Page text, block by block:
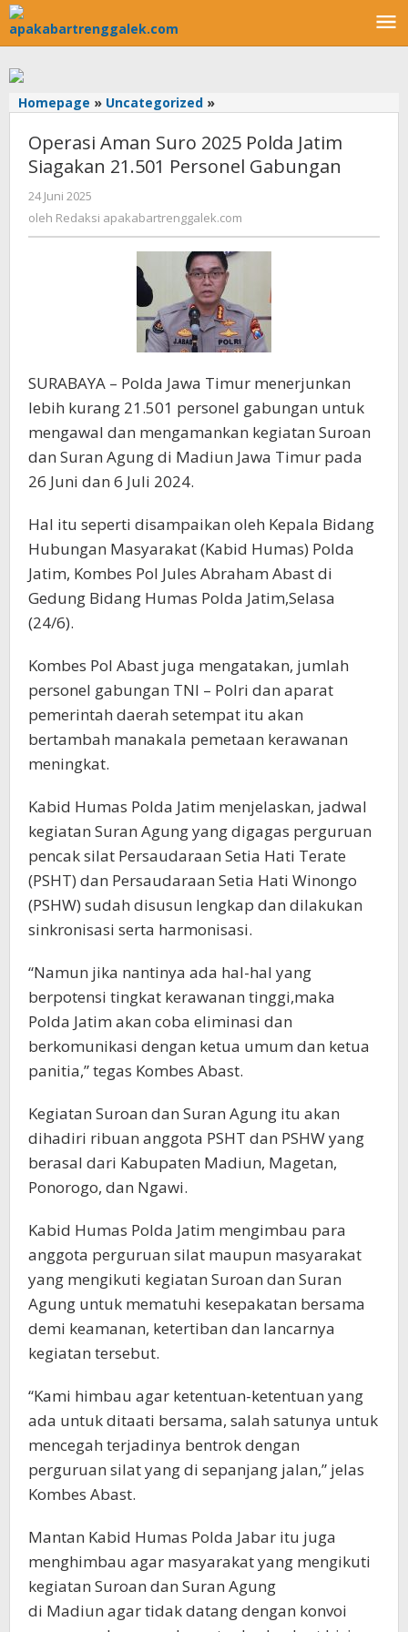
Lewati
ke
konten
Homepage » Uncategorized »
Suro
2025
Polda
Siagakan
21.501
Personel
Gabungan
Operasi Aman Suro 2025 Polda Jatim
Siagakan 21.501 Personel Gabungan
24 Juni 2025
Redaksi
apakabartrenggalek.com
oleh Redaksi apakabartrenggalek.com
SURABAYA – Polda Jawa Timur menerjunkan
lebih kurang 21.501 personel gabungan untuk
mengawal dan mengamankan kegiatan Suroan
dan Suran Agung di Madiun Jawa Timur pada
26 Juni dan 6 Juli 2024.
Hal itu seperti disampaikan oleh Kepala Bidang
Hubungan Masyarakat (Kabid Humas) Polda
Jatim, Kombes Pol Jules Abraham Abast di
Gedung Bidang Humas Polda Jatim,Selasa
(24/6).
Kombes Pol Abast juga mengatakan, jumlah
personel gabungan TNI – Polri dan aparat
pemerintah daerah setempat itu akan
bertambah manakala pemetaan kerawanan
meningkat.
Kabid Humas Polda Jatim menjelaskan, jadwal
kegiatan Suran Agung yang digagas perguruan
pencak silat Persaudaraan Setia Hati Terate
(PSHT) dan Persaudaraan Setia Hati Winongo
(PSHW) sudah disusun lengkap dan dilakukan
sinkronisasi serta harmonisasi.
“Namun jika nantinya ada hal-hal yang
berpotensi tingkat kerawanan tinggi,maka
Polda Jatim akan coba eliminasi dan
berkomunikasi dengan ketua umum dan ketua
panitia,” tegas Kombes Abast.
Kegiatan Suroan dan Suran Agung itu akan
dihadiri ribuan anggota PSHT dan PSHW yang
berasal dari Kabupaten Madiun, Magetan,
Ponorogo, dan Ngawi.
Kabid Humas Polda Jatim mengimbau para
anggota perguruan silat maupun masyarakat
yang mengikuti kegiatan Suroan dan Suran
Agung untuk mematuhi kesepakatan bersama
demi keamanan, ketertiban dan lancarnya
kegiatan tersebut.
“Kami himbau agar ketentuan-ketentuan yang
ada untuk ditaati bersama, salah satunya untuk
mencegah terjadinya bentrok dengan
perguruan silat yang di sepanjang jalan,” jelas
Kombes Abast.
Mantan Kabid Humas Polda Jabar itu juga
menghimbau agar masyarakat yang mengikuti
kegiatan Suroan dan Suran Agung
di Madiun agar tidak datang dengan konvoi